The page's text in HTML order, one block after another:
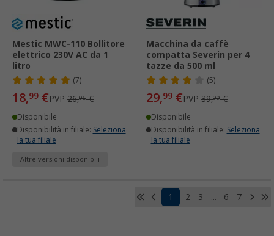
Mestic MWC-110 Bollitore
elettrico 230V AC da 1
litro
(7)
18,99 €PVP 26,95€
Disponibile
Disponibilità in filiale: Seleziona
la tua filiale
Altre versioni disponibili
Macchina da caffè
compatta Severin per 4
tazze da 500 ml
(5)
29,99 €PVP 39,99€
Disponibile
Disponibilità in filiale: Seleziona
la tua filiale
1 2 3 ... 6 7